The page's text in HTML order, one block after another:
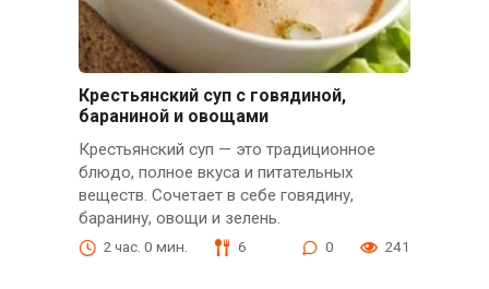
Крестьянский суп с говядиной,
бараниной и овощами
Крестьянский суп — это традиционное
блюдо, полное вкуса и питательных
веществ. Сочетает в себе говядину,
баранину, овощи и зелень.
2 час. 0 мин. 6 0 241